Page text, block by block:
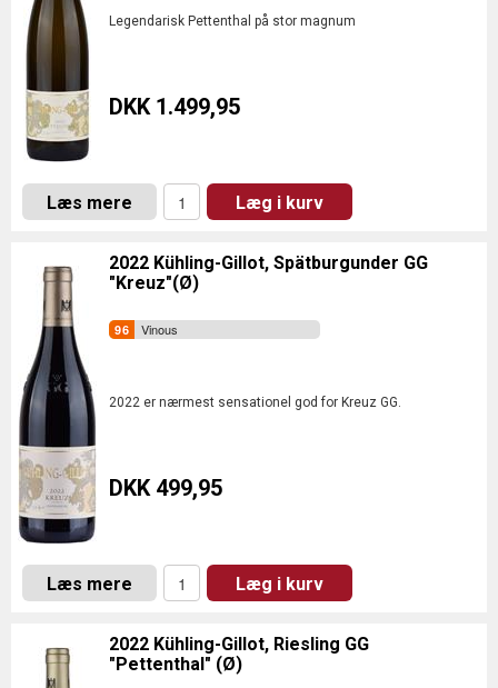
Legendarisk Pettenthal på stor magnum
DKK 1.499,95
Læs mere Læg i kurv
2022 Kühling-Gillot, Spätburgunder GG
"Kreuz"(Ø)
Vinous
2022 er nærmest sensationel god for Kreuz GG.
DKK 499,95
Læs mere Læg i kurv
2022 Kühling-Gillot, Riesling GG
"Pettenthal" (Ø)